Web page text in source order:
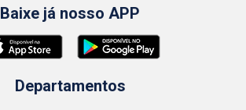
Baixe já nosso APP
Departamentos